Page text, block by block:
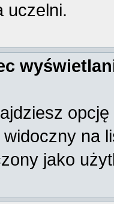
uczelni.
opcję
na
jako